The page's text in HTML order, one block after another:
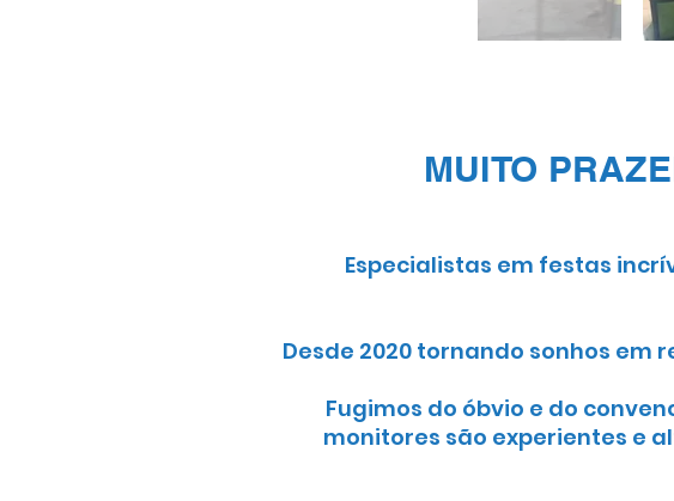
MUITO
Especialistas em festas
Desde 2020 tornando sonhos
Fugimos do óbvio e do
monitores são experientes e